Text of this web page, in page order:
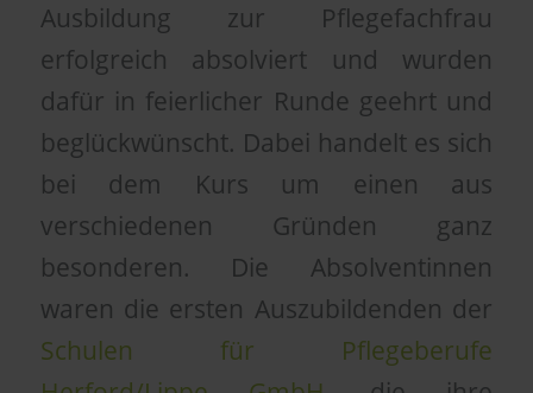
Ausbildung zur Pflegefachfrau
erfolgreich absolviert und wurden
dafür in feierlicher Runde geehrt und
beglückwünscht. Dabei handelt es sich
bei dem Kurs um einen aus
verschiedenen Gründen ganz
besonderen. Die Absolventinnen
waren die ersten Auszubildenden der
Schulen für Pflegeberufe